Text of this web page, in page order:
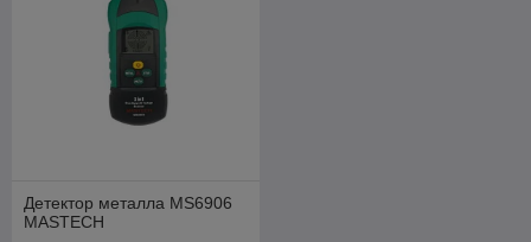
Детектор металла MS6906
MASTECH